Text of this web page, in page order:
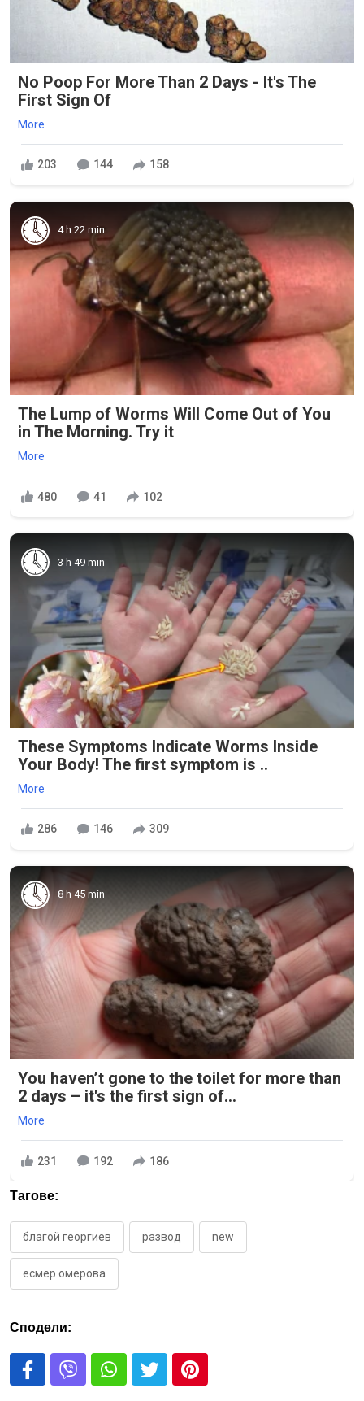
No Poop For More Than 2 Days - It's The
First Sign Of
More
203 144 158
4 h 22 min
The Lump of Worms Will Come Out of You
in The Morning. Try it
More
480 41 102
3 h 49 min
These Symptoms Indicate Worms Inside
Your Body! The first symptom is ..
More
286 146 309
8 h 45 min
You haven’t gone to the toilet for more than
2 days – it's the first sign of...
More
231 192 186
Тагове:
благой георгиев развод new
есмер омерова
Сподели: